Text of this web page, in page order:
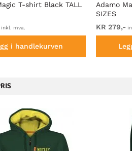
T-shirt Black TALL
inkl. mva.
i handlekurven
Adamo
SIZES
KR 279,-